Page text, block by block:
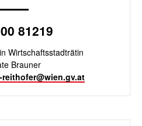
81219
Wirtschaftsstadträtin
Brauner